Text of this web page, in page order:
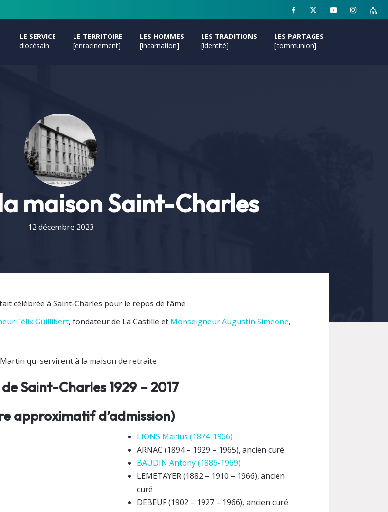
LE SERVICE
diocésain
LE TERRITOIRE
[enracinement]
LES HOMMES
[incarnation]
LES TRADITIONS
[identité]
LES PARTAGES
[communion]
maison Saint-Charles
12 décembre 2023
célébrée à Saint-Charles pour le repos de l’âme
Félix Guillibert, fondateur de La Castille et Monseigneur Augustin Simeone,
qui servirent à la maison de retraite
Saint-Charles 1929 – 2017
approximatif d’admission)
LIONS Marius (1874-1966)
ARNAC (1894 – 1929 – 1965), ancien curé
BAUDIN Antony (1886-1969)
LEMETAYER (1882 – 1910 – 1966), ancien
curé
DEBEUF (1902 – 1927 – 1966), ancien curé